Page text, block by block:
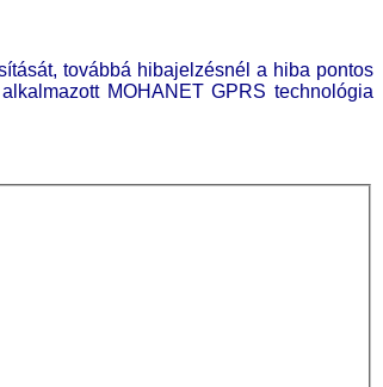
továbbá hibajelzésnél a hiba pontos
MOHANET GPRS technológia